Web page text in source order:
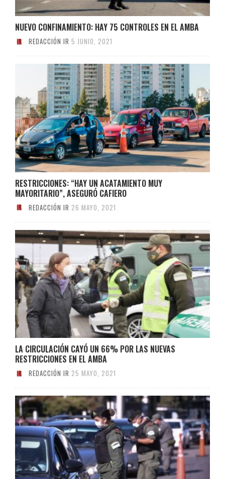
NUEVO CONFINAMIENTO: HAY 75 CONTROLES EN EL AMBA
REDACCIÓN IR 5 JUNIO, 2021
RESTRICCIONES: “HAY UN ACATAMIENTO MUY
MAYORITARIO”, ASEGURÓ CAFIERO
REDACCIÓN IR 26 MAYO, 2021
LA CIRCULACIÓN CAYÓ UN 66% POR LAS NUEVAS
RESTRICCIONES EN EL AMBA
REDACCIÓN IR 25 MAYO, 2021